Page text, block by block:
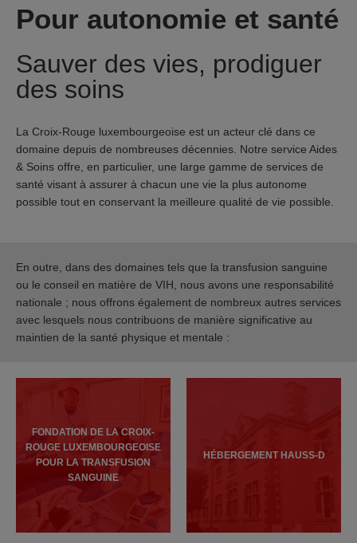
Pour autonomie et santé
Sauver des vies, prodiguer
des soins
La Croix-Rouge luxembourgeoise est un acteur clé dans ce
domaine depuis de nombreuses décennies. Notre service Aides
& Soins offre, en particulier, une large gamme de services de
santé visant à assurer à chacun une vie la plus autonome
possible tout en conservant la meilleure qualité de vie possible.
En outre, dans des domaines tels que la transfusion sanguine
ou le conseil en matière de VIH, nous avons une responsabilité
nationale ; nous offrons également de nombreux autres services
avec lesquels nous contribuons de manière significative au
maintien de la santé physique et mentale :
FONDATION DE LA CROIX-
ROUGE LUXEMBOURGEOISE
POUR LA TRANSFUSION
SANGUINE
HÉBERGEMENT HAUSS-D